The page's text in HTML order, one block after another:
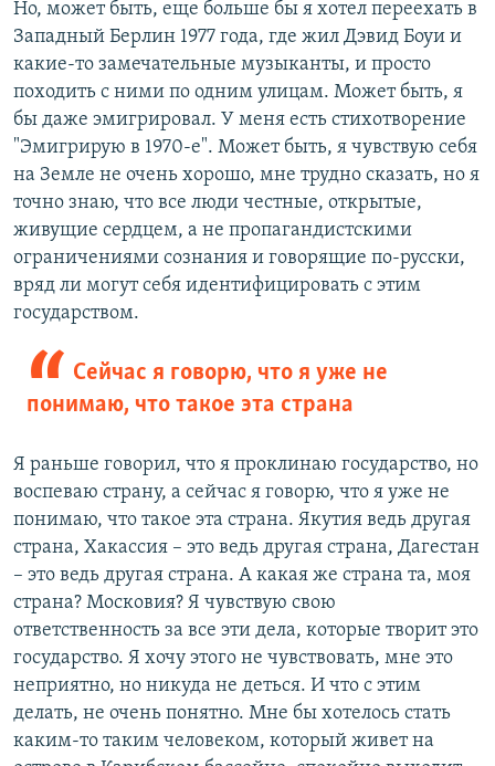
Но, может быть, еще больше бы я хотел переехать в
Западный Берлин 1977 года, где жил Дэвид Боуи и
какие-то замечательные музыканты, и просто
походить с ними по одним улицам. Может быть, я
бы даже эмигрировал. У меня есть стихотворение
"Эмигрирую в 1970-е". Может быть, я чувствую себя
на Земле не очень хорошо, мне трудно сказать, но я
точно знаю, что все люди честные, открытые,
живущие сердцем, а не пропагандистскими
ограничениями сознания и говорящие по-русски,
вряд ли могут себя идентифицировать с этим
государством.
Сейчас я говорю, что я уже не
понимаю, что такое эта страна
Я раньше говорил, что я проклинаю государство, но
воспеваю страну, а сейчас я говорю, что я уже не
понимаю, что такое эта страна. Якутия ведь другая
страна, Хакассия – это ведь другая страна, Дагестан
– это ведь другая страна. А какая же страна та, моя
страна? Московия? Я чувствую свою
ответственность за все эти дела, которые творит это
государство. Я хочу этого не чувствовать, мне это
неприятно, но никуда не деться. И что с этим
делать, не очень понятно. Мне бы хотелось стать
каким-то таким человеком, который живет на